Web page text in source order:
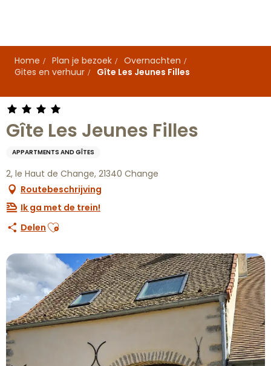
principal
Home
Plan je bezoek
Overnachten
Gites en verhuur
Gîte Les Jeunes Filles
Gîte Les Jeunes Filles
APPARTMENTS AND GÎTES
2, le Haut de Change, 21340 Change
Routebeschrijving
Ik ga met de trein!
Delen Ajouter aux favoris